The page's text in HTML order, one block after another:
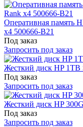
Оперативная память
x4 500666-B21
Под заказ
Запросить под заказ
Жесткий диск HP 1TB
Под заказ
Запросить под заказ
Жесткий диск HP
Под заказ
Запросить под заказ